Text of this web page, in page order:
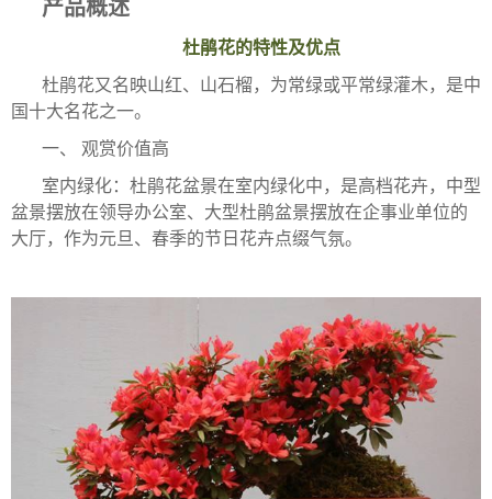
产品概述
杜鹃花的特性及优点
杜鹃花又名映山红、山石榴，为常绿或平常绿灌木，是中
国十大名花之一。
一、 观赏价值高
室内绿化：杜鹃花盆景在室内绿化中，是高档花卉，中型
盆景摆放在领导办公室、大型杜鹃盆景摆放在企事业单位的
大厅，作为元旦、春季的节日花卉点缀气氛。